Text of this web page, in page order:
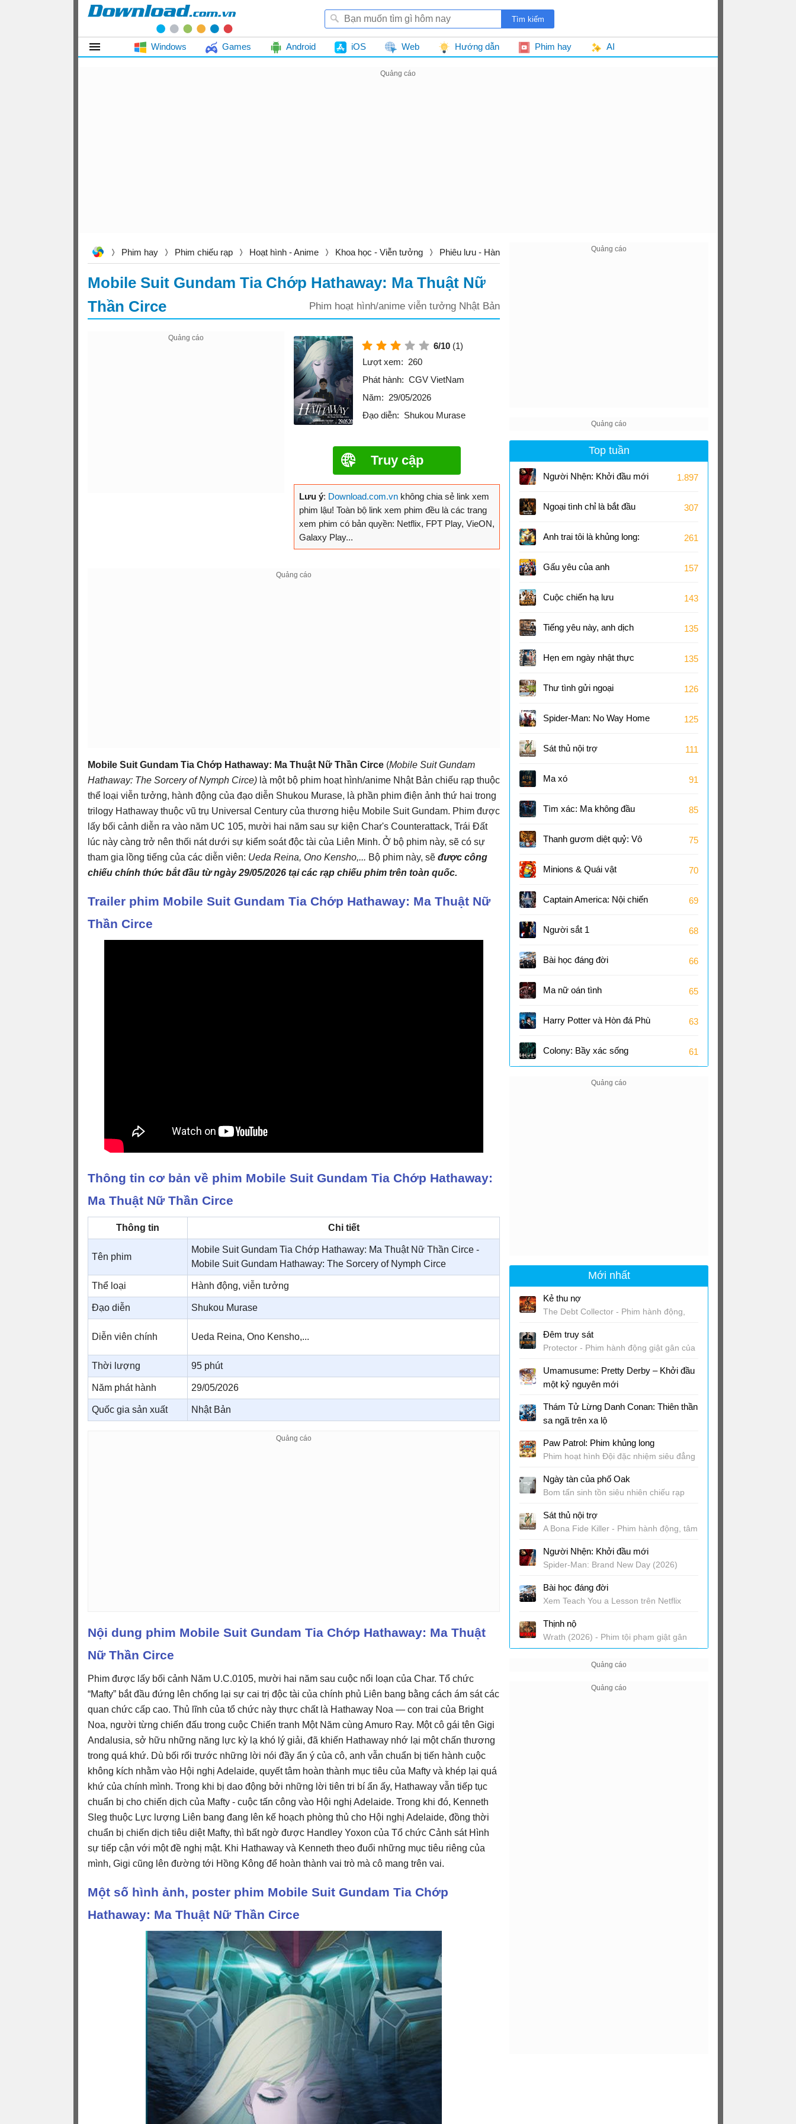
Windows Games Android iOS Web Hướng dẫn Phim hay AI
Phim hay Phim chiếu rạp Hoạt hình - Anime Khoa học - Viễn tưởng Phiêu lưu - Hành động
Mobile Suit Gundam Tia Chớp Hathaway: Ma Thuật Nữ
Thần Circe
Phim hoạt hình/anime viễn tưởng Nhật Bản
6/10 (1)
Lượt xem: 260
Phát hành: CGV VietNam
Năm: 29/05/2026
Đạo diễn: Shukou Murase
Truy cập
Lưu ý: Download.com.vn không chia sẻ link xem
phim lậu! Toàn bộ link xem phim đều là các trang
xem phim có bản quyền: Netflix, FPT Play, VieON,
Galaxy Play...
Mobile Suit Gundam Tia Chớp Hathaway: Ma Thuật Nữ Thần Circe (Mobile Suit Gundam
Hathaway: The Sorcery of Nymph Circe) là một bộ phim hoạt hình/anime Nhật Bản chiếu rạp thuộc
thể loại viễn tưởng, hành động của đạo diễn Shukou Murase, là phần phim điện ảnh thứ hai trong
trilogy Hathaway thuộc vũ trụ Universal Century của thương hiệu Mobile Suit Gundam. Phim được
lấy bối cảnh diễn ra vào năm UC 105, mười hai năm sau sự kiện Char's Counterattack, Trái Đất
lúc này càng trở nên thối nát dưới sự kiểm soát độc tài của Liên Minh. Ở bộ phim này, sẽ có sự
tham gia lồng tiếng của các diễn viên: Ueda Reina, Ono Kensho,... Bộ phim này, sẽ được công
chiếu chính thức bắt đầu từ ngày 29/05/2026 tại các rạp chiếu phim trên toàn quốc.
Trailer phim Mobile Suit Gundam Tia Chớp Hathaway: Ma Thuật Nữ
Thần Circe
Thông tin cơ bản về phim Mobile Suit Gundam Tia Chớp Hathaway:
Ma Thuật Nữ Thần Circe
Thông tin Chi tiết
Tên phim
Mobile Suit Gundam Tia Chớp Hathaway: Ma Thuật Nữ Thần Circe -
Mobile Suit Gundam Hathaway: The Sorcery of Nymph Circe
Thể loại Hành động, viễn tưởng
Đạo diễn Shukou Murase
Diễn viên chính Ueda Reina, Ono Kensho,...
Thời lượng 95 phút
Năm phát hành 29/05/2026
Quốc gia sản xuất Nhật Bản
Nội dung phim Mobile Suit Gundam Tia Chớp Hathaway: Ma Thuật
Nữ Thần Circe
Phim được lấy bối cảnh Năm U.C.0105, mười hai năm sau cuộc nổi loạn của Char. Tổ chức
“Mafty” bắt đầu đứng lên chống lại sự cai trị độc tài của chính phủ Liên bang bằng cách ám sát các
quan chức cấp cao. Thủ lĩnh của tổ chức này thực chất là Hathaway Noa — con trai của Bright
Noa, người từng chiến đấu trong cuộc Chiến tranh Một Năm cùng Amuro Ray. Một cô gái tên Gigi
Andalusia, sở hữu những năng lực kỳ lạ khó lý giải, đã khiến Hathaway nhớ lại một chấn thương
trong quá khứ. Dù bối rối trước những lời nói đầy ẩn ý của cô, anh vẫn chuẩn bị tiến hành cuộc
không kích nhằm vào Hội nghị Adelaide, quyết tâm hoàn thành mục tiêu của Mafty và khép lại quá
khứ của chính mình. Trong khi bị dao động bởi những lời tiên tri bí ẩn ấy, Hathaway vẫn tiếp tục
chuẩn bị cho chiến dịch của Mafty - cuộc tấn công vào Hội nghị Adelaide. Trong khi đó, Kenneth
Sleg thuộc Lực lượng Liên bang đang lên kế hoạch phòng thủ cho Hội nghị Adelaide, đồng thời
chuẩn bị chiến dịch tiêu diệt Mafty, thì bất ngờ được Handley Yoxon của Tổ chức Cảnh sát Hình
sự tiếp cận với một đề nghị mật. Khi Hathaway và Kenneth theo đuổi những mục tiêu riêng của
mình, Gigi cũng lên đường tới Hồng Kông để hoàn thành vai trò mà cô mang trên vai.
Một số hình ảnh, poster phim Mobile Suit Gundam Tia Chớp
Hathaway: Ma Thuật Nữ Thần Circe
Top tuần
Người Nhện: Khởi đầu mới 1.897
Ngoại tình chỉ là bắt đầu 307
Anh trai tôi là khủng long:
Tương lai của quá khứ
261
Gấu yêu của anh 157
Cuộc chiến hạ lưu 143
Tiếng yêu này, anh dịch
được không?
135
Hẹn em ngày nhật thực 135
Thư tình gửi ngoại 126
Spider-Man: No Way Home 125
Sát thủ nội trợ 111
Ma xó 91
Tìm xác: Ma không đầu 85
Thanh gươm diệt quỷ: Vô
hạn thành
75
Minions & Quái vật 70
Captain America: Nội chiến
Siêu Anh Hùng
69
Người sắt 1 68
Bài học đáng đời 66
Ma nữ oán tình 65
Harry Potter và Hòn đá Phù
thủy
63
Colony: Bầy xác sống 61
Mới nhất
Kẻ thu nợ
The Debt Collector - Phim hành động,
Đêm truy sát
Protector - Phim hành động giật gân của
Umamusume: Pretty Derby – Khởi đầu
một kỷ nguyên mới
rạp
Thám Tử Lừng Danh Conan: Thiên thần
sa ngã trên xa lộ
Conan
Paw Patrol: Phim khủng long
Phim hoạt hình Đội đặc nhiệm siêu đẳng
Ngày tàn của phố Oak
Bom tấn sinh tồn siêu nhiên chiếu rạp
Sát thủ nội trợ
A Bona Fide Killer - Phim hành động, tâm
Người Nhện: Khởi đầu mới
Spider-Man: Brand New Day (2026)
Bài học đáng đời
Xem Teach You a Lesson trên Netflix
Thịnh nộ
Wrath (2026) - Phim tội phạm giật gân
trên Netflix